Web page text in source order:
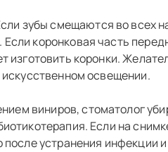
зубы смещаются во всех
коронковая часть
изготовить коронки.
освещении.
виниров, стоматолог
Если на
устранения инфекции